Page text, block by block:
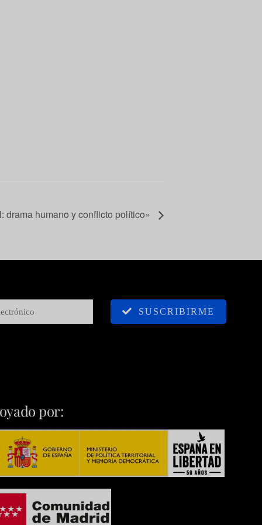
drama humano y conflicto político»
SUSCRIBIRME
por: